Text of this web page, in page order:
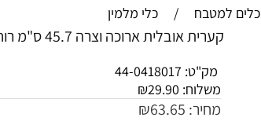
כלים למטבח / כלי מלמין
קערית אובלית ארוכה וצרה 45.7 ס"מ רוחב 14 ס"מ
מק"ט: 44-0418017
משלוח:
₪29.90
מחיר: ₪63.65